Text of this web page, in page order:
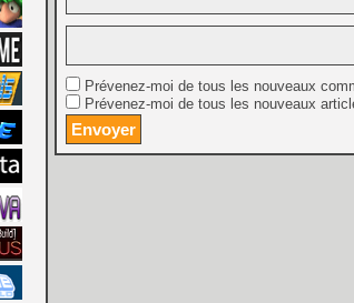
Prévenez-moi de tous les nouveaux
Prévenez-moi de tous les nouveaux